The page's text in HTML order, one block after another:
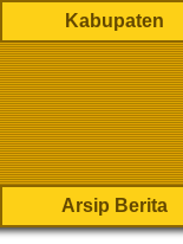
Kabupaten
Arsip Berita